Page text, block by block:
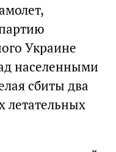
Украине
населенными
сбиты два
летательных